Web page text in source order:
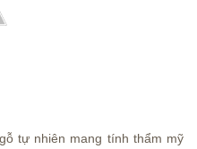
tự nhiên mang tính thẩm mỹ